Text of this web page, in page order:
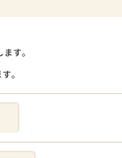
す。
。